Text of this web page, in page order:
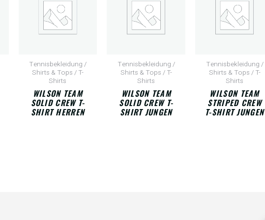
Tennisbekleidung /
Shirts & Tops / T-
Shirts
WILSON TEAM
SOLID CREW T-
SHIRT HERREN
Tennisbekleidung /
Shirts & Tops / T-
Shirts
WILSON TEAM
SOLID CREW T-
SHIRT JUNGEN
Tennisbekleidung /
Shirts & Tops / T-
Shirts
WILSON TEAM
STRIPED CREW
T-SHIRT JUNGEN